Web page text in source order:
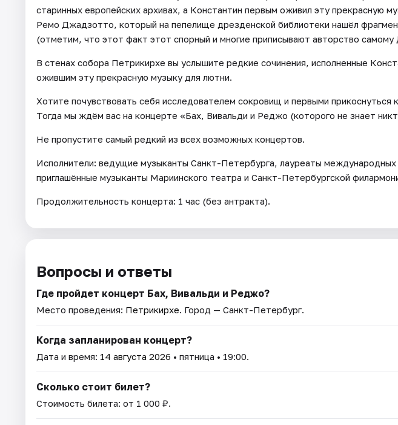
старинных европейских архивах, а Константин первым оживил эту прекрасную
Ремо Джадзотто, который на пепелище дрезденской библиотеки нашёл
(отметим, что этот факт этот спорный и многие приписывают авторство
В стенах собора Петрикирхе вы услышите редкие сочинения, исполненные
ожившим эту прекрасную музыку для лютни.
Хотите почувствовать себя исследователем сокровищ и первыми
Тогда мы ждём вас на концерте «Бах, Вивальди и Реджо (которого не знает
Не пропустите самый редкий из всех возможных концертов.
Исполнители: ведущие музыканты Санкт-Петербурга, лауреаты международных
приглашённые музыканты Мариинского театра и Санкт-Петербургской
Продолжительность концерта: 1 час (без антракта).
Вопросы и ответы
Где пройдет концерт Бах, Вивальди и Реджо?
Место проведения: Петрикирхе. Город — Санкт-Петербург.
Когда запланирован концерт?
Дата и время: 14 августа 2026 • пятница • 19:00.
Сколько стоит билет?
Стоимость билета: от 1 000 ₽.